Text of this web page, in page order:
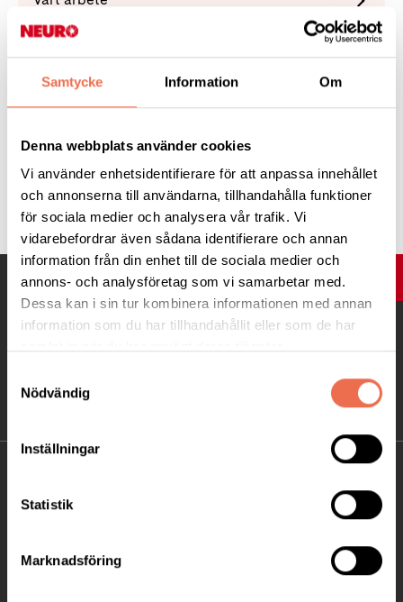
Samtycke Information Om
Denna webbplats använder cookies
Vi använder enhetsidentifierare för att anpassa innehållet
och annonserna till användarna, tillhandahålla funktioner
för sociala medier och analysera vår trafik. Vi
vidarebefordrar även sådana identifierare och annan
information från din enhet till de sociala medier och
annons- och analysföretag som vi samarbetar med.
Dessa kan i sin tur kombinera informationen med annan
information som du har tillhandahållit eller som de har
Nödvändig
Inställningar
Statistik
Marknadsföring
Förening
Tipsa
Telefon:08-677 70 10